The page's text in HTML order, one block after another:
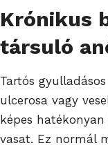
Krónikus
társuló
Tartós
ulcerosa vagy
képes
vasat. Ez normál